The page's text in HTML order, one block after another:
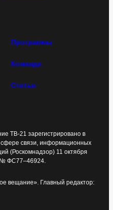
Программы
Команда
Статьи
ТВ-21 зарегистрировано в
связи, информационных
(Роскомнадзор) 11 октября
№ ФС77–46924.
вещание». Главный редактор: